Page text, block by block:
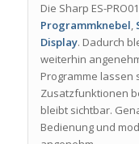
Die Sharp ES-
Programmknebel,
Display. Dadurch
weiterhin
Programme lassen
Zusatzfunktionen
bleibt sichtbar.
Bedienung und